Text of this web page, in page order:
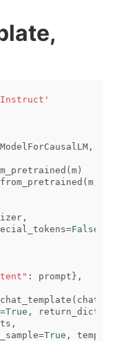
Instruct'
,
(m)
from_pretrained (m
,
=False
: prompt},
( chat
=True , return_dict
,
=True ,